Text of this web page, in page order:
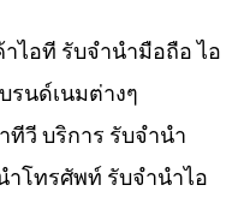
ไอที รับจำนำมือถือ ไอ
นด์เนมต่างๆ
วี บริการ รับจำนำ
โทรศัพท์ รับจำนำไอ